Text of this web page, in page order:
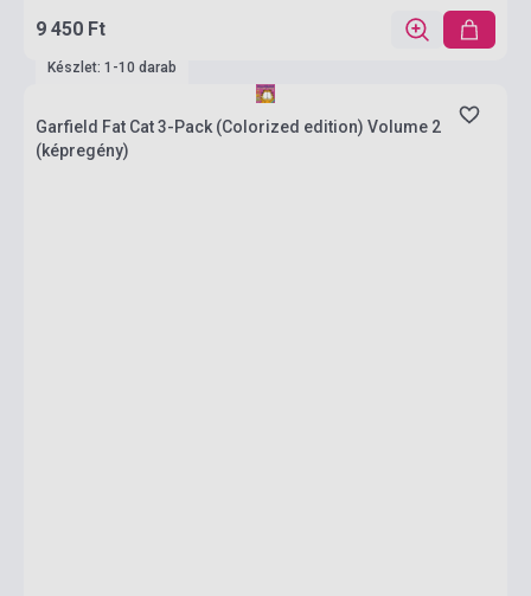
9 450 Ft
Készlet: 1-10 darab
Garfield Fat Cat 3-Pack (Colorized edition) Volume 2
(képregény)